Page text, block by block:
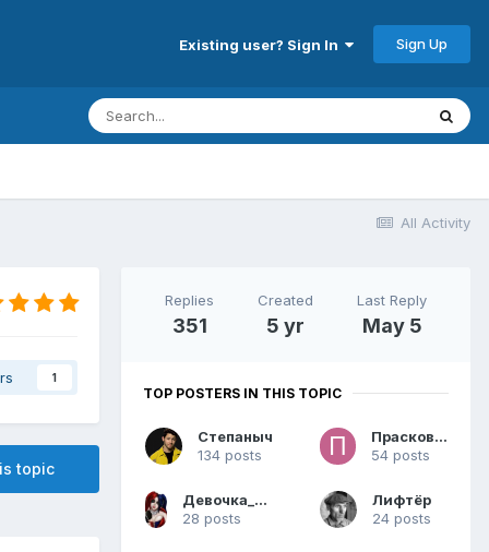
Existing user? Sign In Sign Up
All Activity
1
topic
Replies
351
Created
5 yr
Last Reply
May 5
TOP POSTERS IN THIS TOPIC
Степаныч
134 posts
Прасковья
54 posts
Девочка_с_Кувалдой
28 posts
Лифтёр
24 posts